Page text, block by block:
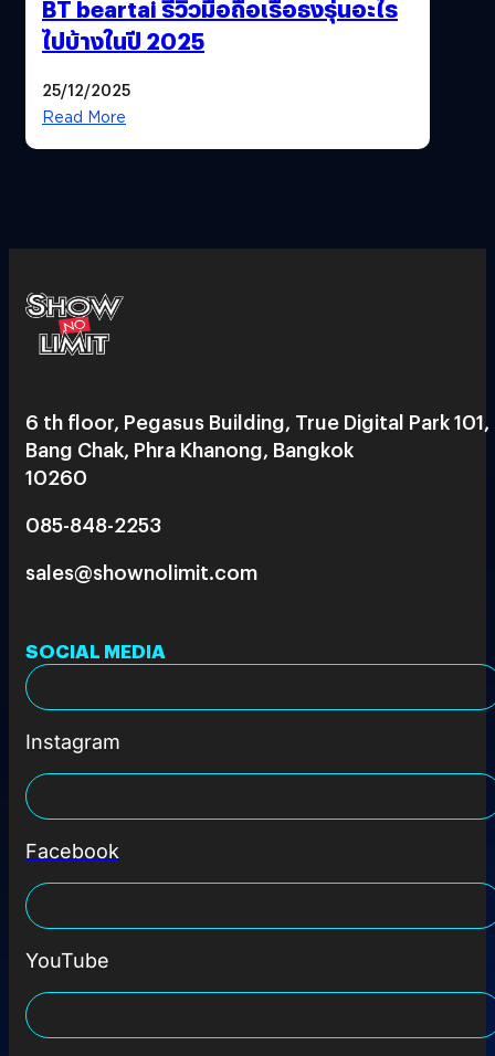
BT beartai รีวิวมือถือเรือธงรุ่นอะไร
ไปบ้างในปี 2025
25/12/2025
Read More
6 th floor, Pegasus Building, True Digital Park 101,
Bang Chak, Phra Khanong, Bangkok
10260
085-848-2253
sales@shownolimit.com
SOCIAL MEDIA
Instagram
Facebook
YouTube